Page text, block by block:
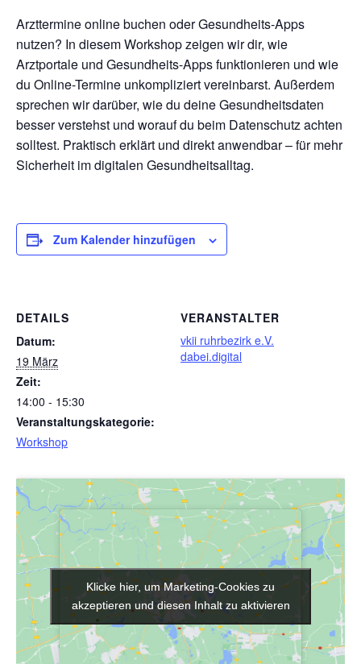
Arzttermine online buchen oder Gesundheits-Apps
nutzen? In diesem Workshop zeigen wir dir, wie
Arztportale und Gesundheits-Apps funktionieren und wie
du Online-Termine unkompliziert vereinbarst. Außerdem
sprechen wir darüber, wie du deine Gesundheitsdaten
besser verstehst und worauf du beim Datenschutz achten
solltest. Praktisch erklärt und direkt anwendbar – für mehr
Sicherheit im digitalen Gesundheitsalltag.
Zum Kalender hinzufügen
DETAILS
Datum:
19 März
Zeit:
14:00 - 15:30
Veranstaltungskategorie:
Workshop
VERANSTALTER
vkii ruhrbezirk e.V.
dabei.digital
Klicke hier, um Marketing-Cookies zu
akzeptieren und diesen Inhalt zu aktivieren
Klicke hier, um Marketing-Cookies zu
akzeptieren und diesen Inhalt zu aktivieren